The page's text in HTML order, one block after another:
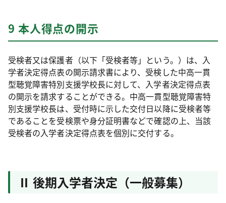
9 本人得点の開示
受検者又は保護者（以下「受検者等」という。）は、入
学者決定得点表の開示請求書により、受検した中高一貫
型聴覚障害特別支援学校長に対して、入学者決定得点表
の開示を請求することができる。中高一貫型聴覚障害特
別支援学校長は、受付時に示した交付日以降に受検者等
であることを受検票や身分証明書などで確認の上、当該
受検者の入学者決定得点表を個別に交付する。
Ⅱ 後期入学者決定（一般募集）